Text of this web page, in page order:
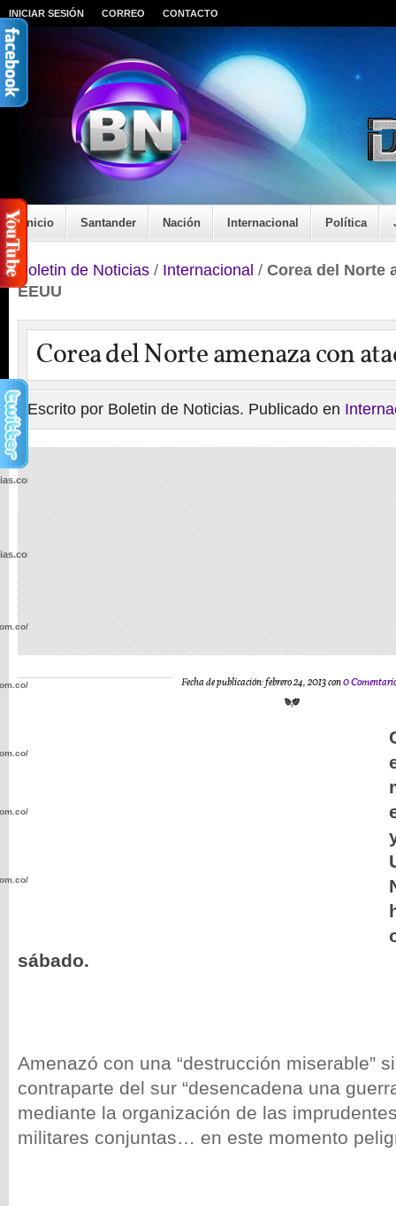
INICIAR SESIÓN CORREO CONTACTO
Inicio Santander Nación Internacional Política
Boletin de Noticias / Internacional / Corea del Norte
EEUU
Corea del Norte amenaza con
Escrito por Boletin de Noticias. Publicado en
Fecha de publicación: febrero 24, 2013 con0
sábado.
Amenazó con una “destrucción miserable”
contraparte del sur “desencadena una
mediante la organización de las
militares conjuntas… en este momento
wp-
wp-
wp-
wp-
wp-
wp-
wp-